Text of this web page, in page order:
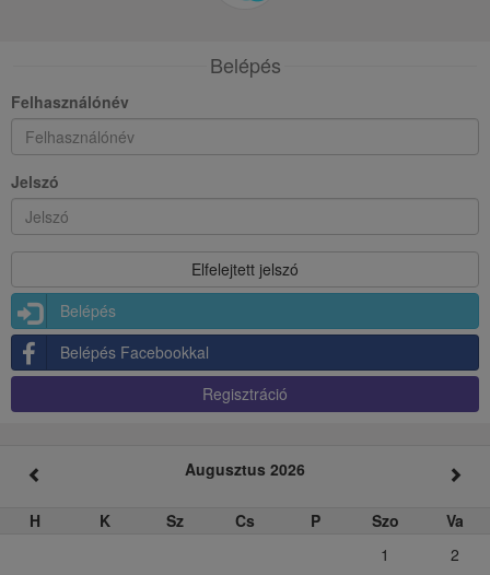
Belépés
Felhasználónév
Jelszó
Belépés
Belépés Facebookkal
Regisztráció
Augusztus 2026
H K Sz Cs P Szo
Va
1
2